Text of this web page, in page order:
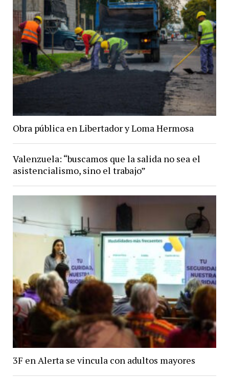
Obra pública en Libertador y Loma Hermosa
Valenzuela: “buscamos que la salida no sea el
asistencialismo, sino el trabajo”
3F en Alerta se vincula con adultos mayores